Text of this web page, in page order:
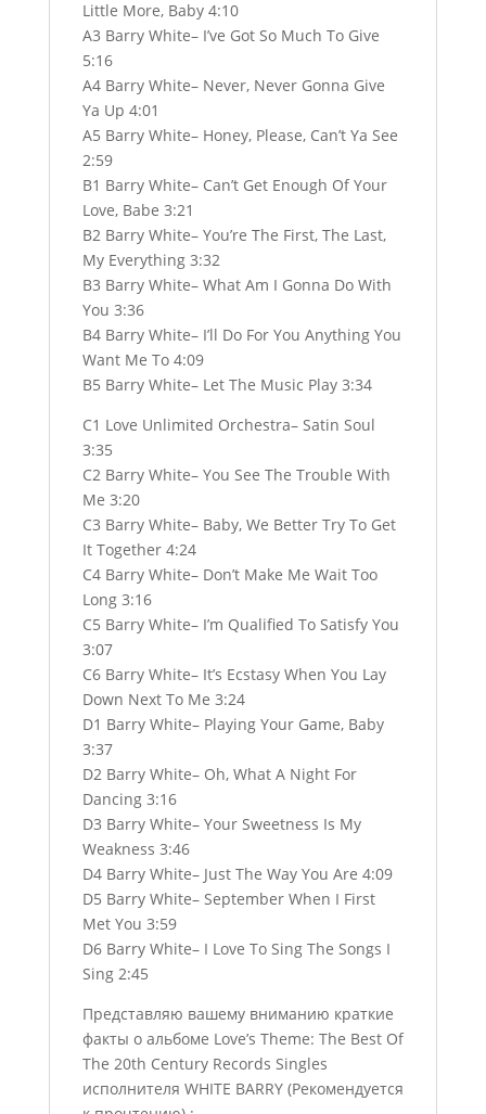
Little More, Baby 4:10
A3 Barry White– I’ve Got So Much To Give
5:16
A4 Barry White– Never, Never Gonna Give
Ya Up 4:01
A5 Barry White– Honey, Please, Can’t Ya See
2:59
B1 Barry White– Can’t Get Enough Of Your
Love, Babe 3:21
B2 Barry White– You’re The First, The Last,
My Everything 3:32
B3 Barry White– What Am I Gonna Do With
You 3:36
B4 Barry White– I’ll Do For You Anything You
Want Me To 4:09
B5 Barry White– Let The Music Play 3:34
C1 Love Unlimited Orchestra– Satin Soul
3:35
C2 Barry White– You See The Trouble With
Me 3:20
C3 Barry White– Baby, We Better Try To Get
It Together 4:24
C4 Barry White– Don’t Make Me Wait Too
Long 3:16
C5 Barry White– I’m Qualified To Satisfy You
3:07
C6 Barry White– It’s Ecstasy When You Lay
Down Next To Me 3:24
D1 Barry White– Playing Your Game, Baby
3:37
D2 Barry White– Oh, What A Night For
Dancing 3:16
D3 Barry White– Your Sweetness Is My
Weakness 3:46
D4 Barry White– Just The Way You Are 4:09
D5 Barry White– September When I First
Met You 3:59
D6 Barry White– I Love To Sing The Songs I
Sing 2:45
Представляю вашему вниманию краткие
факты о альбоме Love’s Theme: The Best Of
The 20th Century Records Singles
исполнителя WHITE BARRY (Рекомендуется